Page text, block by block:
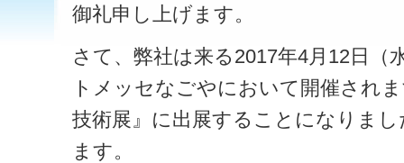
御礼申し上げます。
さて、弊社は来る2017年4月12日（
トメッセなごやにおいて開催さ
技術展』に出展することになりま
ます。